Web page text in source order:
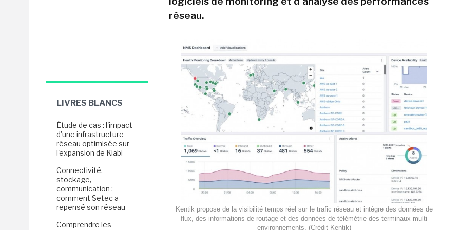
LIVRES BLANCS
Étude de cas : l'impact
d'une infrastructure
réseau optimisée sur
l'expansion de Kiabi
Connectivité,
stockage,
communication :
comment Setec a
repensé son réseau
Comprendre les
réseau.
Kentik propose de la visibilité temps réel sur le trafic réseau et intègre des données de
flux, des informations de routage et des données de télémétrie des terminaux multi
environnements. (Crédit Kentik)